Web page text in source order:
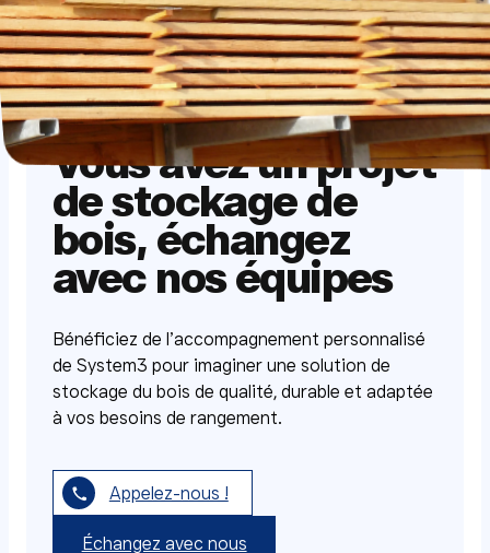
Vous avez un projet
de stockage de
bois, échangez
avec nos équipes
Bénéficiez de l’accompagnement personnalisé
de System3 pour imaginer une solution de
stockage du bois de qualité, durable et adaptée
à vos besoins de rangement.
Appelez-nous !
Échangez avec nous